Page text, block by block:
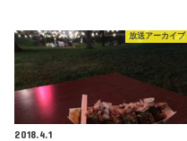
放送アーカイブ
2018.4.1